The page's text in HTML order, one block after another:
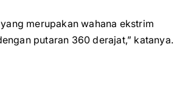
merupakan wahana ekstrim
putaran 360 derajat,” katanya.